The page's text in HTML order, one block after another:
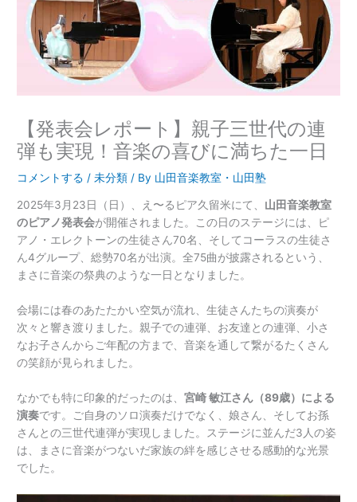
【発表会レポート】親子三世代の連
弾も実現！音楽の喜びに満ちた一日
コメントする /未分類 / By 山田音楽教室・山田塾
2025年3月23日（日）、え〜るピア久留米にて、 山田音楽教室
のピアノ発表会が開催されました。この日のステージには、ピ
アノ・エレクトーンの生徒さん70名、そしてコーラスの生徒さ
ん4グループ、総勢70名が出演。全75曲が披露されるという、
まさに音楽の祭典のような一日となりました。
会場には春のあたたかい空気が流れ、生徒さんたちの演奏が
次々と響き渡りました。親子での連弾、お友達との連弾、小さ
なお子さんからご年配の方まで、音楽を通して繋がるたくさん
の笑顔が見られました。
なかでも特に印象的だったのは、宮崎 敏江さん（89歳）による
演奏です。ご自身のソロ演奏だけでなく、娘さん、そしてお孫
さんとの三世代連弾が実現しました。ステージに並んだ3人の姿
は、まさに音楽がつないだ家族の絆を感じさせる感動的な光景
でした。